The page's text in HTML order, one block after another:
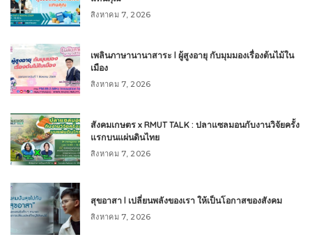
สิงหาคม 7, 2026
เพลินภาษานานาสาระ l ผู้สูงอายุ กับมุมมองเรื่องต้นไม้ใน
เมือง
สิงหาคม 7, 2026
สังคมเกษตร x RMUT TALK : ปลาแซลมอนกับงานวิจัยครั้ง
แรกบนแผ่นดินไทย
สิงหาคม 7, 2026
สุขอาสา l เปลี่ยนพลังของเรา ให้เป็นโอกาสของสังคม
สิงหาคม 7, 2026